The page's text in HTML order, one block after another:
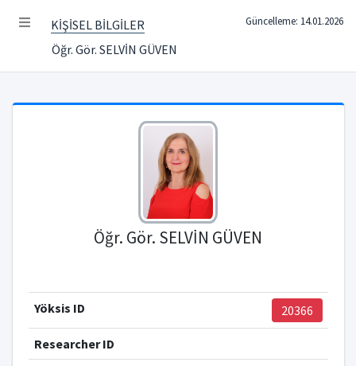
KİŞİSEL BİLGİLER
Öğr. Gör. SELVİN GÜVEN
Güncelleme: 14.01.2026
Öğr. Gör. SELVİN GÜVEN
Yöksis ID 20366
Researcher ID